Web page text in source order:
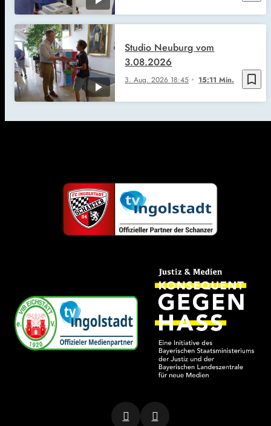
bookmark_border
3. Aug. 2026 18:45 15:11 Min.
Studio Neuburg vom
3.08.2026